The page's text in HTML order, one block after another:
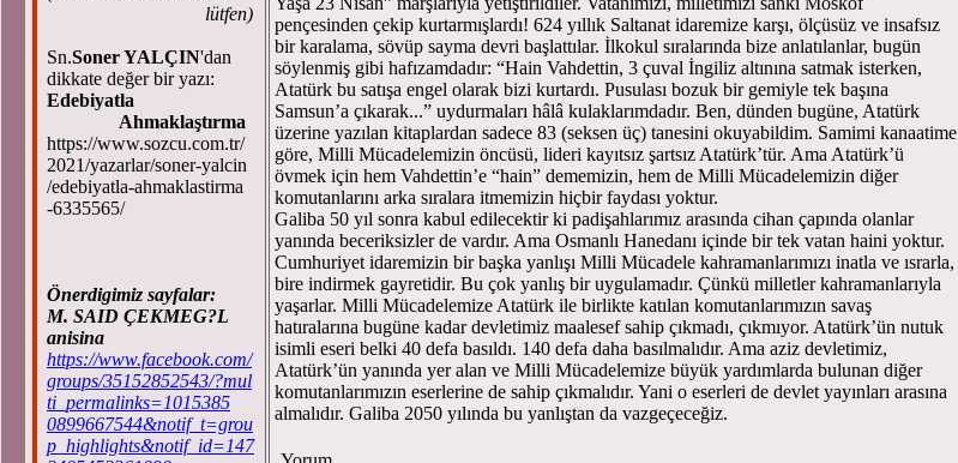
lütfen)
Sn.Soner YALÇIN'dan
dikkate değer bir yazı:
Edebiyatla
Ahmaklaştırma
https://www.sozcu.com.tr/
2021/yazarlar/soner-yalcin
/edebiyatla-ahmaklastirma
-6335565/
Önerdigimiz sayfalar:
M. SAID ÇEKMEG?L
anisina
https://www.facebook.com/
groups/35152852543/?mul
ti_permalinks=1015385
0899667544&notif_t=grou
p_highlights&notif_id=147
pençesinden çekip kurtarmışlardı! 624 yıllık Saltanat idaremize karşı, ölçüsüz ve insafsız
bir karalama, sövüp sayma devri başlattılar. İlkokul sıralarında bize anlatılanlar, bugün
söylenmiş gibi hafızamdadır: “Hain Vahdettin, 3 çuval İngiliz altınına satmak isterken,
Atatürk bu satışa engel olarak bizi kurtardı. Pusulası bozuk bir gemiyle tek başına
Samsun’a çıkarak...” uydurmaları hâlâ kulaklarımdadır. Ben, dünden bugüne, Atatürk
üzerine yazılan kitaplardan sadece 83 (seksen üç) tanesini okuyabildim. Samimi kanaatime
göre, Milli Mücadelemizin öncüsü, lideri kayıtsız şartsız Atatürk’tür. Ama Atatürk’ü
övmek için hem Vahdettin’e “hain” dememizin, hem de Milli Mücadelemizin diğer
komutanlarını arka sıralara itmemizin hiçbir faydası yoktur.
Galiba 50 yıl sonra kabul edilecektir ki padişahlarımız arasında cihan çapında olanlar
yanında beceriksizler de vardır. Ama Osmanlı Hanedanı içinde bir tek vatan haini yoktur.
Cumhuriyet idaremizin bir başka yanlışı Milli Mücadele kahramanlarımızı inatla ve ısrarla,
bire indirmek gayretidir. Bu çok yanlış bir uygulamadır. Çünkü milletler kahramanlarıyla
yaşarlar. Milli Mücadelemize Atatürk ile birlikte katılan komutanlarımızın savaş
hatıralarına bugüne kadar devletimiz maalesef sahip çıkmadı, çıkmıyor. Atatürk’ün nutuk
isimli eseri belki 40 defa basıldı. 140 defa daha basılmalıdır. Ama aziz devletimiz,
Atatürk’ün yanında yer alan ve Milli Mücadelemize büyük yardımlarda bulunan diğer
komutanlarımızın eserlerine de sahip çıkmalıdır. Yani o eserleri de devlet yayınları arasına
almalıdır. Galiba 2050 yılında bu yanlıştan da vazgeçeceğiz.